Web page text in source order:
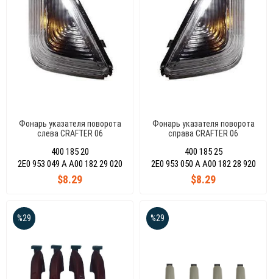
Фонарь указателя поворота
слева CRAFTER 06
400 185 20
$8.29
2E0 953 049 A A00 182 29 020
Фонарь указателя поворота
справа CRAFTER 06
400 185 25
$8.29
2E0 953 050 A A00 182 28 920
%29 %29